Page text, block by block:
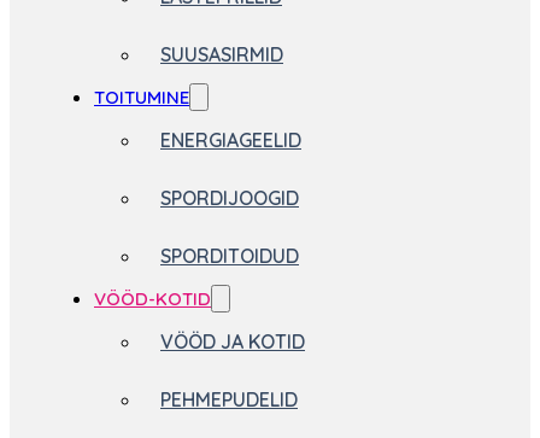
SUUSASIRMID
TOITUMINE
ENERGIAGEELID
SPORDIJOOGID
SPORDITOIDUD
VÖÖD-KOTID
VÖÖD JA KOTID
PEHMEPUDELID